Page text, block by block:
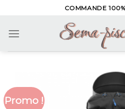
content
COMMANDE
Promo !